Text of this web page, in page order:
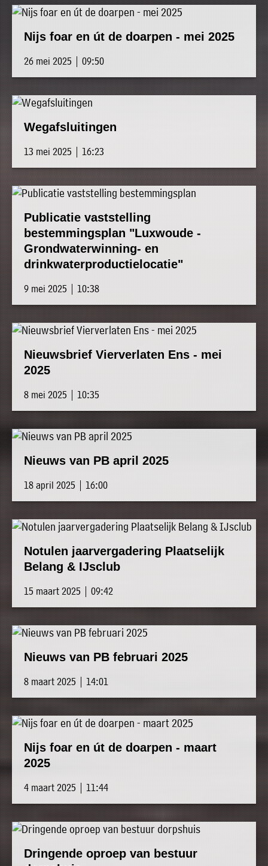
Nijs foar en út de doarpen - mei 2025
26 mei 2025 | 09:50
Wegafsluitingen
13 mei 2025 | 16:23
Publicatie vaststelling
bestemmingsplan "Luxwoude -
Grondwaterwinning- en
drinkwaterproductielocatie"
9 mei 2025 | 10:38
Nieuwsbrief Vierverlaten Ens - mei
2025
8 mei 2025 | 10:35
Nieuws van PB april 2025
18 april 2025 | 16:00
Notulen jaarvergadering Plaatselijk
Belang & IJsclub
15 maart 2025 | 09:42
Nieuws van PB februari 2025
8 maart 2025 | 14:01
Nijs foar en út de doarpen - maart
2025
4 maart 2025 | 11:44
Dringende oproep van bestuur